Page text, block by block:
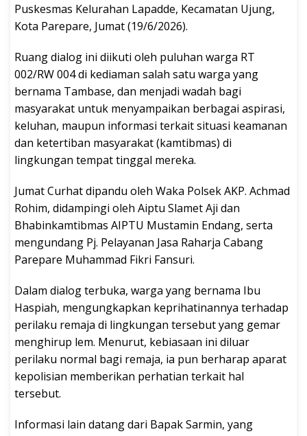
Puskesmas Kelurahan Lapadde, Kecamatan Ujung,
Kota Parepare, Jumat (19/6/2026).
Ruang dialog ini diikuti oleh puluhan warga RT
002/RW 004 di kediaman salah satu warga yang
bernama Tambase, dan menjadi wadah bagi
masyarakat untuk menyampaikan berbagai aspirasi,
keluhan, maupun informasi terkait situasi keamanan
dan ketertiban masyarakat (kamtibmas) di
lingkungan tempat tinggal mereka.
Jumat Curhat dipandu oleh Waka Polsek AKP. Achmad
Rohim, didampingi oleh Aiptu Slamet Aji dan
Bhabinkamtibmas AIPTU Mustamin Endang, serta
mengundang Pj. Pelayanan Jasa Raharja Cabang
Parepare Muhammad Fikri Fansuri.
Dalam dialog terbuka, warga yang bernama Ibu
Haspiah, mengungkapkan keprihatinannya terhadap
perilaku remaja di lingkungan tersebut yang gemar
menghirup lem. Menurut, kebiasaan ini diluar
perilaku normal bagi remaja, ia pun berharap aparat
kepolisian memberikan perhatian terkait hal
tersebut.
Informasi lain datang dari Bapak Sarmin, yang